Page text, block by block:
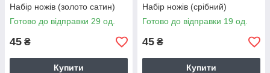
Набір ножів (золото сатин)
Готово до відправки 29 од.
45 ₴
Купити
Набір ножів (срібний)
Готово до відправки 19 од.
45 ₴
Купити